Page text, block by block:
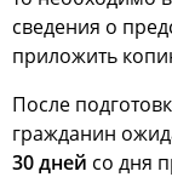
сведения о
приложить
После
гражданин
30 дней со дня